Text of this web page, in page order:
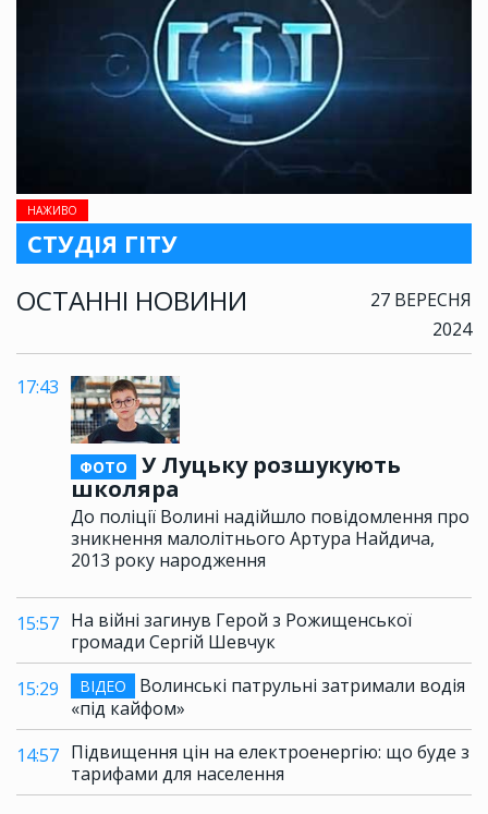
НАЖИВО
СТУДІЯ ГІТУ
ОСТАННІ НОВИНИ
27 ВЕРЕСНЯ
2024
17:43
ФОТО
У Луцьку розшукують
школяра
До поліції Волині надійшло повідомлення про
зникнення малолітнього Артура Найдича,
2013 року народження
15:57 На війні загинув Герой з Рожищенської
громади Сергій Шевчук
15:29
ВІДЕО
Волинські патрульні затримали водія
«під кайфом»
14:57 Підвищення цін на електроенергію: що буде з
тарифами для населення